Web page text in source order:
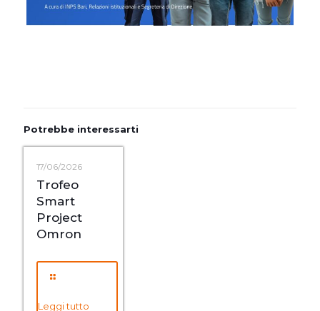
Potrebbe interessarti
17/06/2026
Trofeo
Smart
Project
Omron
Leggi tutto